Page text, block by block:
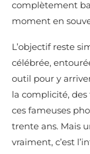
complètement
moment en
L’objectif reste
célébrée,
outil pour y
la complicité, des
ces fameuses
trente ans. Mais
vraiment, c’est